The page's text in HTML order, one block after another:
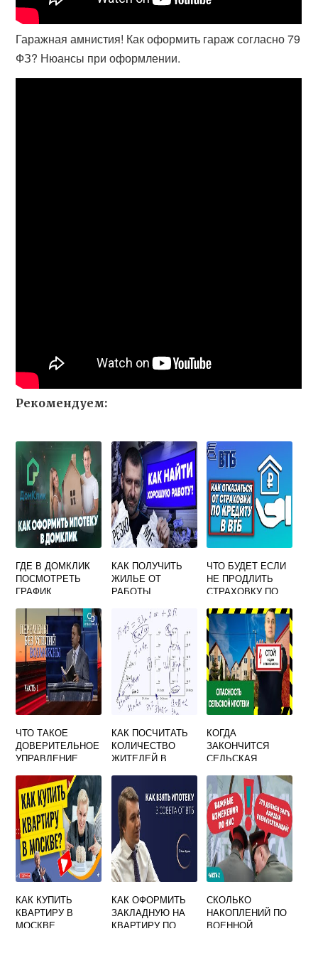
Гаражная амнистия! Как оформить гараж согласно 79
ФЗ? Нюансы при оформлении.
Рекомендуем:
ГДЕ В ДОМКЛИК
ПОСМОТРЕТЬ
ГРАФИК
ИПОТЕКЕ
КАК ПОЛУЧИТЬ
ЖИЛЬЕ ОТ
РАБОТЫ
ЧТО БУДЕТ ЕСЛИ
НЕ ПРОДЛИТЬ
СТРАХОВКУ ПО
КРЕДИТУ ВТБ
ЧТО ТАКОЕ
ДОВЕРИТЕЛЬНОЕ
УПРАВЛЕНИЕ
КАК ПОСЧИТАТЬ
КОЛИЧЕСТВО
ЖИТЕЛЕЙ В
МНОГОКВАРТИРН
ОМ ДОМЕ
КОГДА
ЗАКОНЧИТСЯ
СЕЛЬСКАЯ
КАК КУПИТЬ
КВАРТИРУ В
МОСКВЕ
КАК ОФОРМИТЬ
ЗАКЛАДНУЮ НА
КВАРТИРУ ПО
СКОЛЬКО
НАКОПЛЕНИЙ ПО
ВОЕННОЙ